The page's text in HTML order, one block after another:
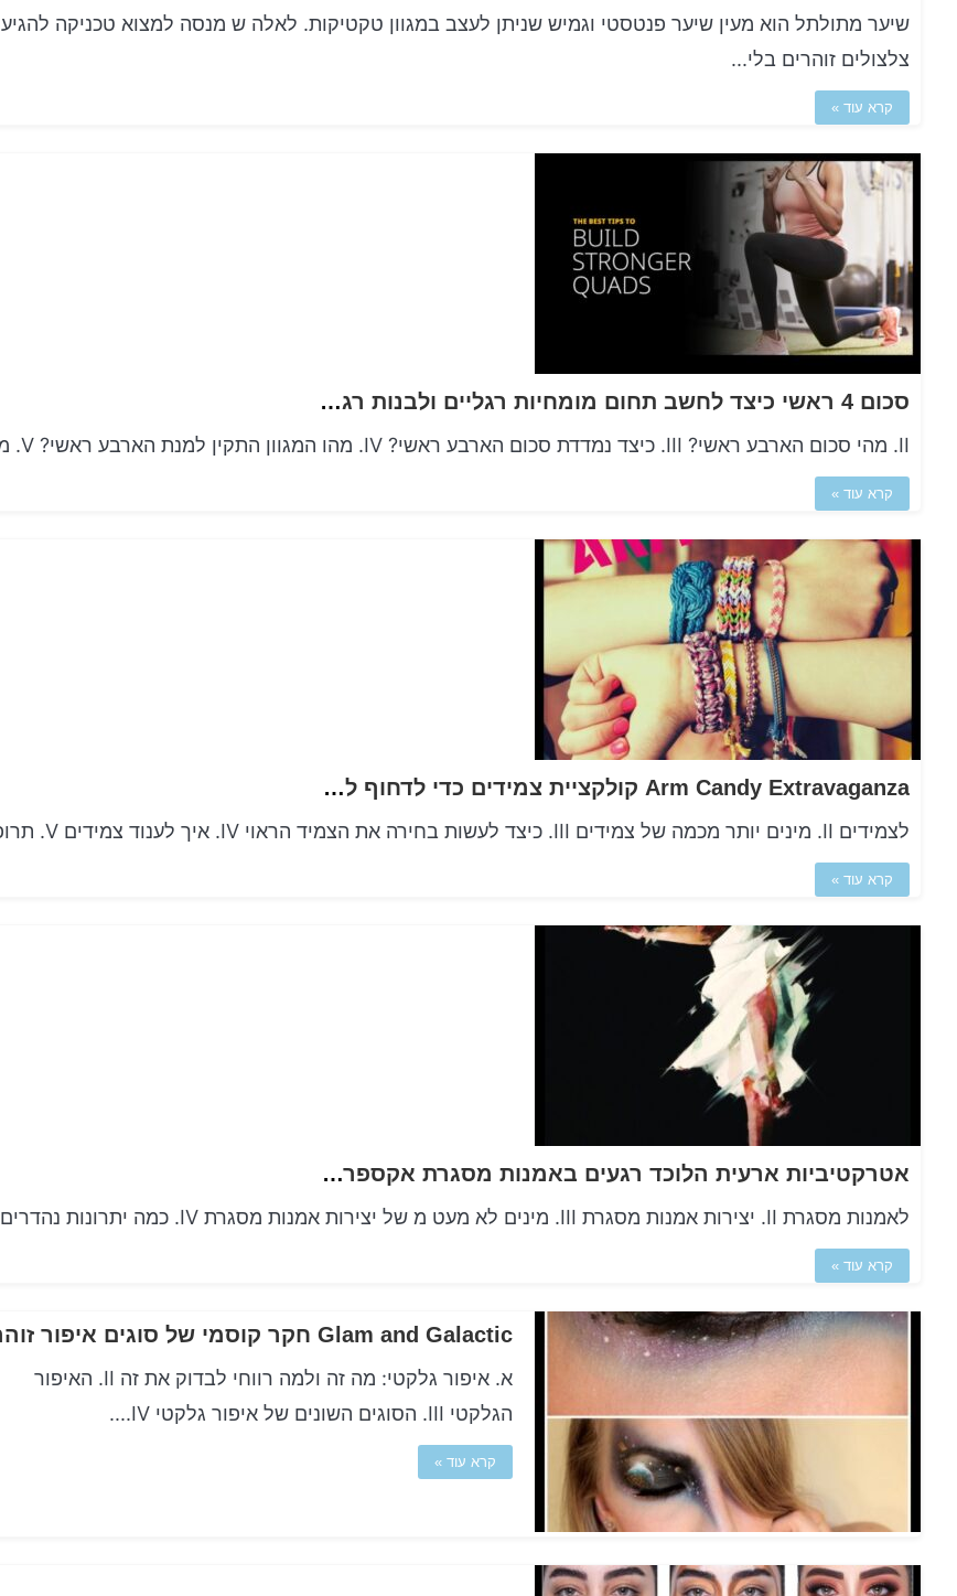
שיער מתולתל הוא מעין שיער פנטסטי וגמיש שניתן לעצב במגוון טקטיקות. לאלה ש מנסה למצוא טכניקה להגיע
צלצולים זוהרים בלי...
קרא עוד »
סכום 4 ראשי כיצד לחשב תחום מומחיות רגליים ולבנות רגליים חזקות יותר
II. מהי סכום הארבע ראשי? III. כיצד נמדדת סכום הארבע ראשי? IV. מהו המגוון התקין למנת הארבע ראשי? V. מה...
קרא עוד »
Arm Candy Extravaganza קולקציית צמידים כדי לדחוף לפרקי הידיים האישי שלך לשיר
לצמידים II. מינים יותר מכמה של צמידים III. כיצד לעשות בחירה את הצמיד הראוי IV. איך לענוד צמידים V. תרופה...
קרא עוד »
אטרקטיביות ארעית הלוכד רגעים באמנות מסגרת אקספרסיבית
לאמנות מסגרת II. יצירות אמנות מסגרת III. מינים לא מעט מ של יצירות אמנות מסגרת IV. כמה יתרונות נהדרים של...
קרא עוד »
Glam and Galactic חקר קוסמי של סוגים איפור זוהרים
א. איפור גלקטי: מה זה ולמה רווחי לבדוק את זה II. האיפור
הגלקטי III. הסוגים השונים של איפור גלקטי IV....
קרא עוד »